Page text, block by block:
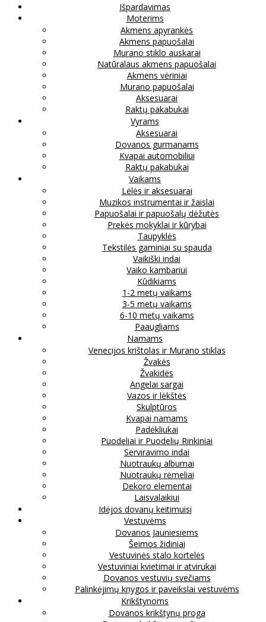
Išpardavimas
Moterims
Akmens apyrankės
Akmens papuošalai
Murano stiklo auskarai
Natūralaus akmens papuošalai
Akmens vėriniai
Murano papuošalai
Aksesuarai
Raktų pakabukai
Vyrams
Aksesuarai
Dovanos gurmanams
Kvapai automobiliui
Raktų pakabukai
Vaikams
Lėlės ir aksesuarai
Muzikos instrumentai ir žaislai
Papuošalai ir papuošalų dėžutės
Prekės mokyklai ir kūrybai
Taupyklės
Tekstilės gaminiai su spauda
Vaikiški indai
Vaiko kambariui
Kūdikiams
1-2 metų vaikams
3-5 metų vaikams
6-10 metų vaikams
Paaugliams
Namams
Venecijos krištolas ir Murano stiklas
Žvakės
Žvakidės
Angelai sargai
Vazos ir lėkštės
Skulptūros
Kvapai namams
Padėkliukai
Puodeliai ir Puodelių Rinkiniai
Serviravimo indai
Nuotraukų albumai
Nuotraukų rėmeliai
Dekoro elementai
Laisvalaikiui
Idėjos dovanų keitimuisi
Vestuvėms
Dovanos Jauniesiems
Šeimos židiniai
Vestuvinės stalo kortelės
Vestuviniai kvietimai ir atvirukai
Dovanos vestuvių svečiams
Palinkėjimų knygos ir paveikslai vestuvėms
Krikštynoms
Dovanos krikštynų proga